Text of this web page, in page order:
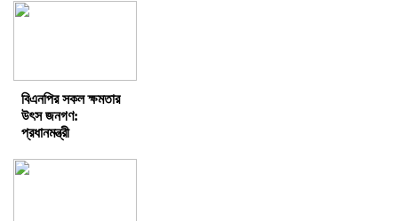
বিএনপির সকল ক্ষমতার
উৎস জনগণ:
প্রধানমন্ত্রী